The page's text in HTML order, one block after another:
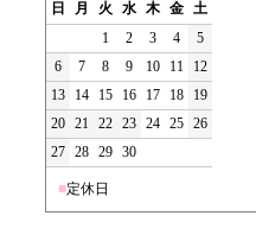
日
月 火 水 木 金 土
1
2 3 4
5
6
7 8 9 10 11
12
13
14 15 16 17 18
19
20 21 22 23 24 25 26
27 28 29 30
■定休日